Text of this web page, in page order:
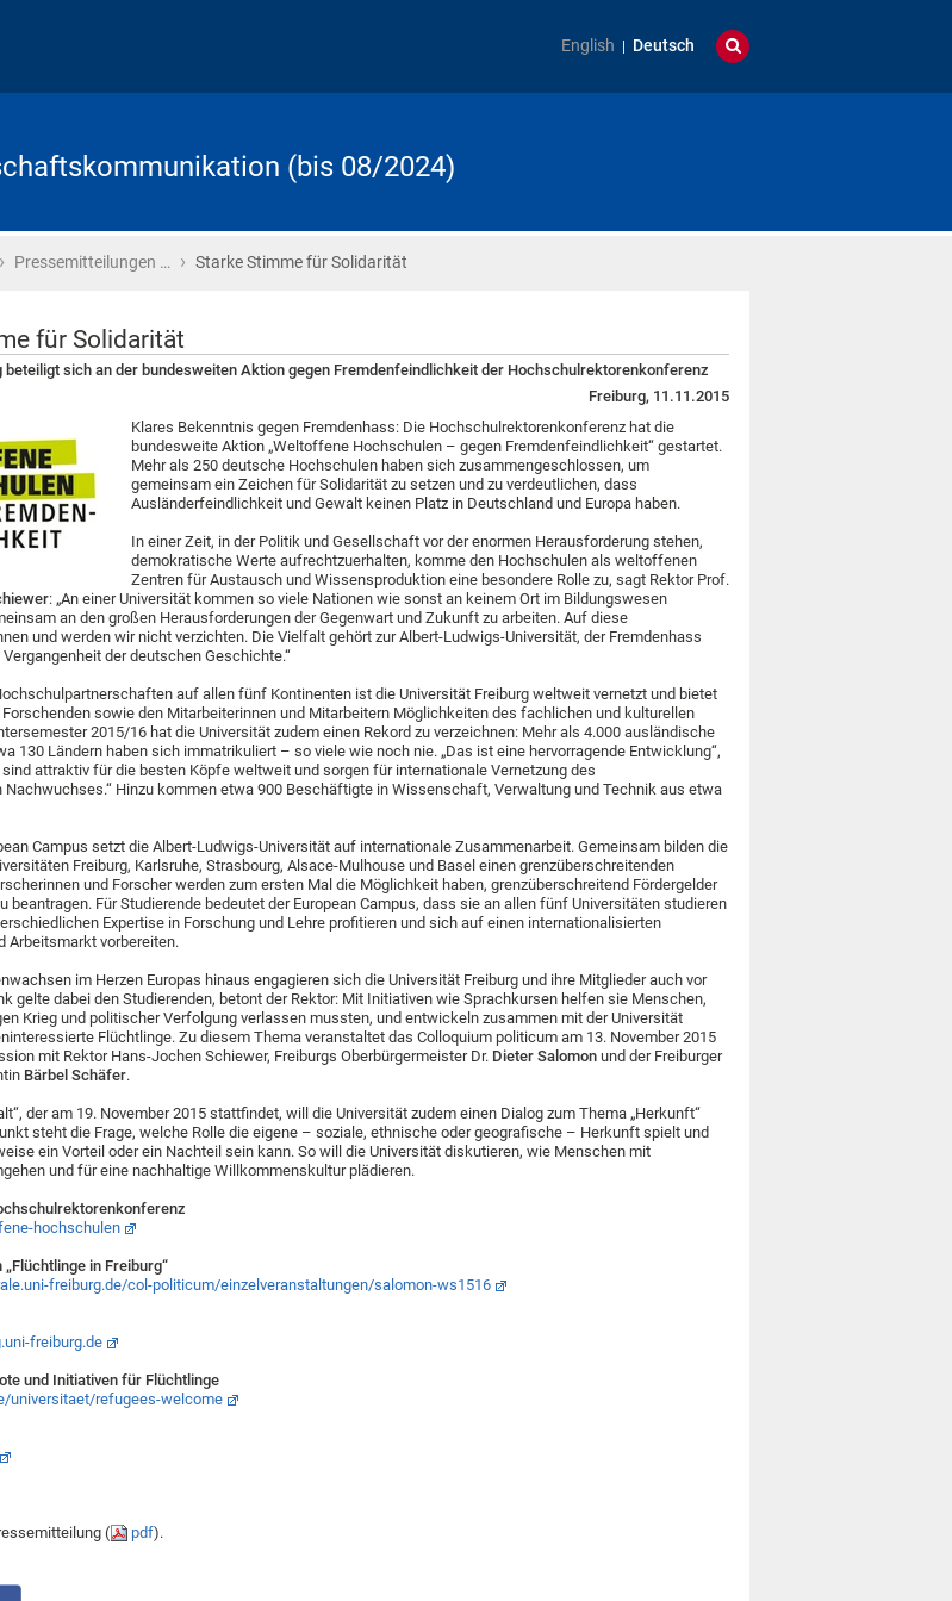
English Deutsch
(bis 08/2024)
› Pressemitteilungen … › Starke Stimme für Solidarität
für Solidarität
beteiligt sich an der bundesweiten Aktion gegen Fremdenfeindlichkeit der Hochschulrektorenkonferenz
Freiburg, 11.11.2015
Klares Bekenntnis gegen Fremdenhass: Die Hochschulrektorenkonferenz hat die
bundesweite Aktion „Weltoffene Hochschulen – gegen Fremdenfeindlichkeit“ gestartet.
Mehr als 250 deutsche Hochschulen haben sich zusammengeschlossen, um
gemeinsam ein Zeichen für Solidarität zu setzen und zu verdeutlichen, dass
Ausländerfeindlichkeit und Gewalt keinen Platz in Deutschland und Europa haben.
In einer Zeit, in der Politik und Gesellschaft vor der enormen Herausforderung stehen,
demokratische Werte aufrechtzuerhalten, komme den Hochschulen als weltoffenen
Zentren für Austausch und Wissensproduktion eine besondere Rolle zu, sagt Rektor Prof.
: „An einer Universität kommen so viele Nationen wie sonst an keinem Ort im Bildungswesen
an den großen Herausforderungen der Gegenwart und Zukunft zu arbeiten. Auf diese
und werden wir nicht verzichten. Die Vielfalt gehört zur Albert-Ludwigs-Universität, der Fremdenhass
der deutschen Geschichte.“
auf allen fünf Kontinenten ist die Universität Freiburg weltweit vernetzt und bietet
Forschenden sowie den Mitarbeiterinnen und Mitarbeitern Möglichkeiten des fachlichen und kulturellen
2015/16 hat die Universität zudem einen Rekord zu verzeichnen: Mehr als 4.000 ausländische
130 Ländern haben sich immatrikuliert – so viele wie noch nie. „Das ist eine hervorragende Entwicklung“,
sind attraktiv für die besten Köpfe weltweit und sorgen für internationale Vernetzung des
Hinzu kommen etwa 900 Beschäftigte in Wissenschaft, Verwaltung und Technik aus etwa
Campus setzt die Albert-Ludwigs-Universität auf internationale Zusammenarbeit. Gemeinsam bilden die
Freiburg, Karlsruhe, Strasbourg, Alsace-Mulhouse und Basel einen grenzüberschreitenden
und Forscher werden zum ersten Mal die Möglichkeit haben, grenzüberschreitend Fördergelder
beantragen. Für Studierende bedeutet der European Campus, dass sie an allen fünf Universitäten studieren
Expertise in Forschung und Lehre profitieren und sich auf einen internationalisierten
Arbeitsmarkt vorbereiten.
im Herzen Europas hinaus engagieren sich die Universität Freiburg und ihre Mitglieder auch vor
gelte dabei den Studierenden, betont der Rektor: Mit Initiativen wie Sprachkursen helfen sie Menschen,
Krieg und politischer Verfolgung verlassen mussten, und entwickeln zusammen mit der Universität
Flüchtlinge. Zu diesem Thema veranstaltet das Colloquium politicum am 13. November 2015
mit Rektor Hans-Jochen Schiewer, Freiburgs Oberbürgermeister Dr. Dieter Salomon und der Freiburger
Bärbel Schäfer.
der am 19. November 2015 stattfindet, will die Universität zudem einen Dialog zum Thema „Herkunft“
steht die Frage, welche Rolle die eigene – soziale, ethnische oder geografische – Herkunft spielt und
ein Vorteil oder ein Nachteil sein kann. So will die Universität diskutieren, wie Menschen mit
und für eine nachhaltige Willkommenskultur plädieren.
hochschulen
in Freiburg“
freiburg.de/col-politicum/einzelveranstaltungen/salomon-ws1516
freiburg.de
und Initiativen für Flüchtlinge
universitaet/refugees-welcome
( pdf).